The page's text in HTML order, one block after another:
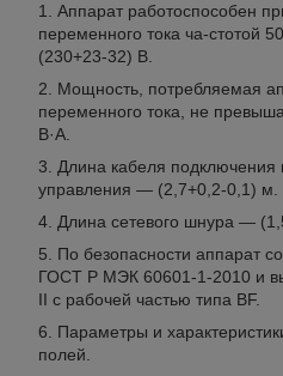
Аппарат работоспособен
переменного тока ча-стотой
(230+23-32) В.
Мощность, потребляемая
переменного тока, не
В·А.
Длина кабеля подключения
управления — (2,7+0,2-0,1) м.
Длина сетевого шнура —
По безопасности аппарат
ГОСТ Р МЭК 60601-1-2010 и
II с рабочей частью типа BF.
Параметры и
полей.